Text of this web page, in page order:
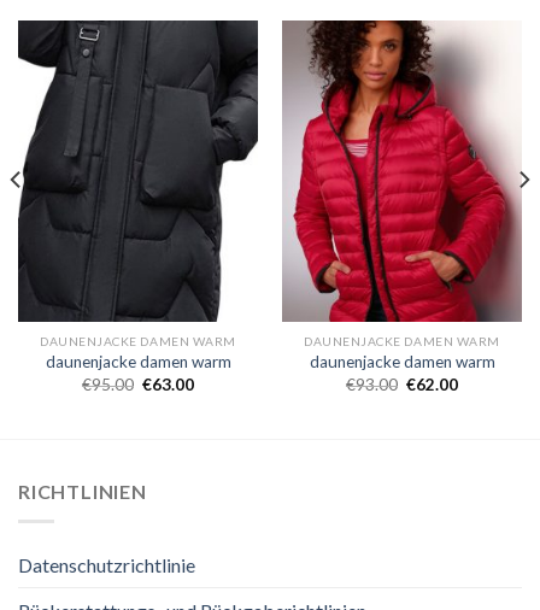
DAUNENJACKE DAMEN WARM
daunenjacke damen warm
€95.00 €63.00
DAUNENJACKE DAMEN WARM
daunenjacke damen warm
€93.00 €62.00
RICHTLINIEN
Datenschutzrichtlinie